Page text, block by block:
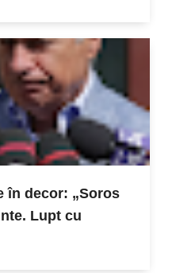
în decor: „Soros
Lupt cu